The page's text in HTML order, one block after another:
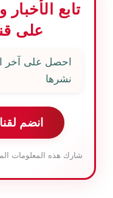
تابع
على
احصل على آخر
نشرها
انضم
شارك هذه المعلومات